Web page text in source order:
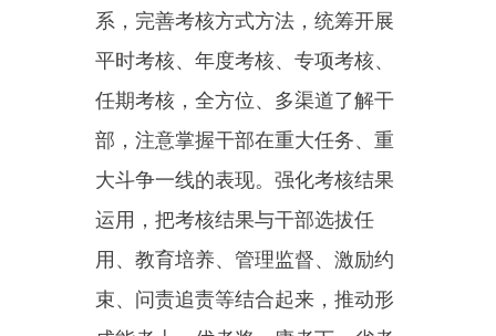
励和约束并重，加强对敢担当善作
为干部的激励保护，以正确用人导
向引领干事创业导向。正确对待、
合理使用被问责和受处分干部，完
善被诬告干部澄清正名制度，健全
表彰奖励制度，落实和完善干部工
资、福利与保险制度，关心关爱干